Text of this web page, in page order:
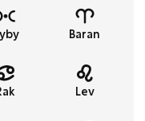
Baran
Lev